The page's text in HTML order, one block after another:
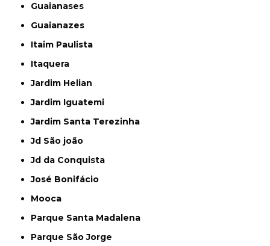
Guaianases
Guaianazes
Itaim Paulista
Itaquera
Jardim Helian
Jardim Iguatemi
Jardim Santa Terezinha
Jd São joão
Jd da Conquista
José Bonifácio
Mooca
Parque Santa Madalena
Parque São Jorge